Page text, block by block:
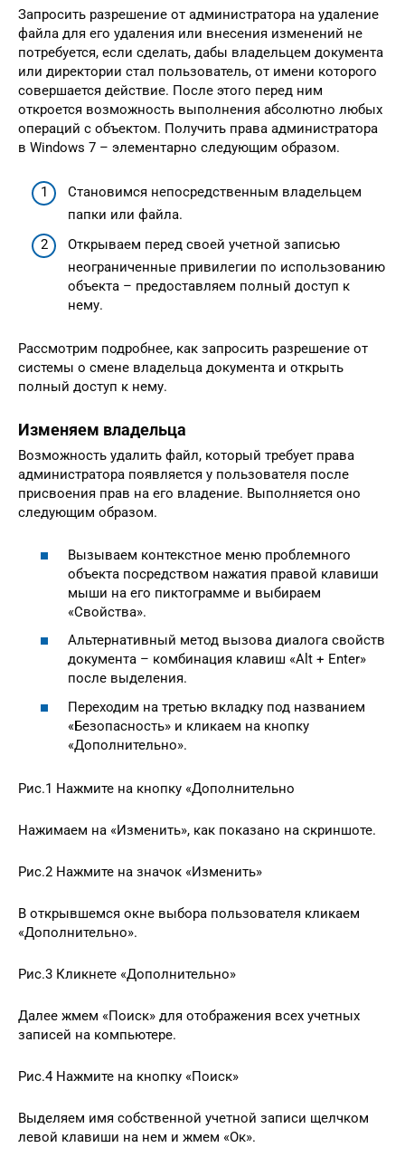
Запросить разрешение от администратора на удаление
файла для его удаления или внесения изменений не
потребуется, если сделать, дабы владельцем документа
или директории стал пользователь, от имени которого
совершается действие. После этого перед ним
откроется возможность выполнения абсолютно любых
операций с объектом. Получить права администратора
в Windows 7 – элементарно следующим образом.
Становимся непосредственным владельцем
папки или файла.
Открываем перед своей учетной записью
неограниченные привилегии по использованию
объекта – предоставляем полный доступ к
нему.
Рассмотрим подробнее, как запросить разрешение от
системы о смене владельца документа и открыть
полный доступ к нему.
Изменяем владельца
Возможность удалить файл, который требует права
администратора появляется у пользователя после
присвоения прав на его владение. Выполняется оно
следующим образом.
Вызываем контекстное меню проблемного
объекта посредством нажатия правой клавиши
мыши на его пиктограмме и выбираем
«Свойства».
Альтернативный метод вызова диалога свойств
документа – комбинация клавиш «Alt + Enter»
после выделения.
Переходим на третью вкладку под названием
«Безопасность» и кликаем на кнопку
«Дополнительно».
Рис.1 Нажмите на кнопку «Дополнительно
Нажимаем на «Изменить», как показано на скриншоте.
Рис.2 Нажмите на значок «Изменить»
В открывшемся окне выбора пользователя кликаем
«Дополнительно».
Рис.3 Кликнете «Дополнительно»
Далее жмем «Поиск» для отображения всех учетных
записей на компьютере.
Рис.4 Нажмите на кнопку «Поиск»
Выделяем имя собственной учетной записи щелчком
левой клавиши на нем и жмем «Ок».